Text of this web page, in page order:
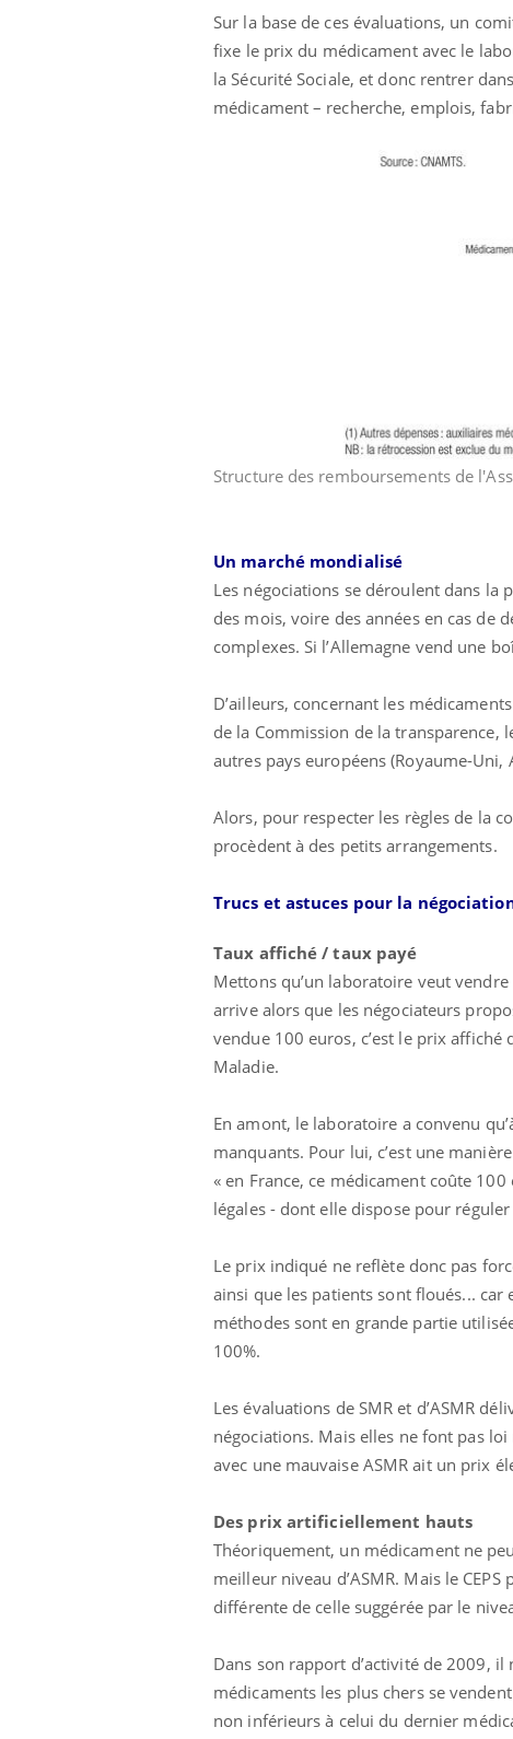
Sur la base de ces évaluations, un
fixe le prix du médicament avec le
la Sécurité Sociale, et donc rentrer
médicament – recherche, emplois,
Structure des remboursements de
Un marché mondialisé
Les négociations se déroulent dans la
des mois, voire des années en cas de
complexes. Si l’Allemagne vend une
D’ailleurs, concernant les
de la Commission de la
autres pays européens (Royaume-Uni,
Alors, pour respecter les règles de la
procèdent à des petits arrangements.
Trucs et astuces pour la
Taux affiché / taux payé
Mettons qu’un laboratoire veut
arrive alors que les négociateurs
vendue 100 euros, c’est le prix affiché
Maladie.
En amont, le laboratoire a convenu
manquants. Pour lui, c’est une
« en France, ce médicament coûte
légales - dont elle dispose pour
Le prix indiqué ne reflète donc pas
ainsi que les patients sont floués... car
méthodes sont en grande partie
100%.
Les évaluations de SMR et d’ASMR
négociations. Mais elles ne font pas
avec une mauvaise ASMR ait un prix
Des prix artificiellement hauts
Théoriquement, un médicament ne
meilleur niveau d’ASMR. Mais le
différente de celle suggérée par le
Dans son rapport d’activité de 2009,
médicaments les plus chers se
non inférieurs à celui du dernier
Il y a